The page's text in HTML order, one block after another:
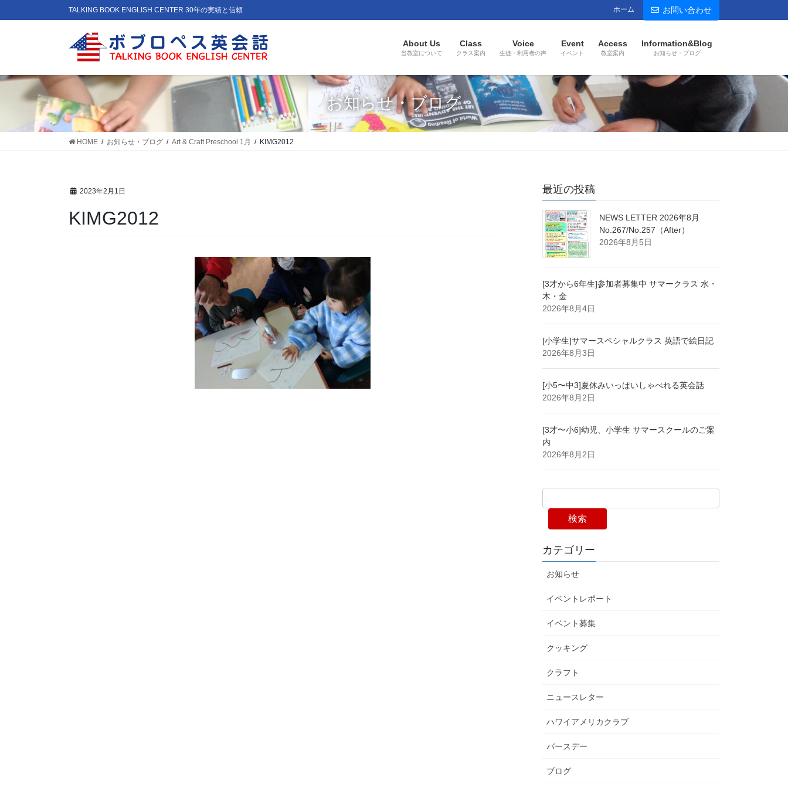
ン
に
ビ
ョ
動
TALKING BOOK ENGLISH CENTER 30年の実績と信頼 ホーム お問い合わせ
About Us
当教室について
Class
クラス案内
Voice
生徒・利用者の声
Event
イベント
Access
教室案内
Information&Blog
お知らせ・ブログ
お知らせ・ブログ
HOME お知らせ・ブログ Art & Craft Preschool 1月 KIMG2012
2023年2月1日
KIMG2012
最近の投稿
NEWS LETTER 2026年8月
No.267/No.257（After）
2026年8月5日
[3才から6年生]参加者募集中 サマークラス 水・
木・金
2026年8月4日
[小学生]サマースペシャルクラス 英語で絵日記
2026年8月3日
[小5〜中3]夏休みいっぱいしゃべれる英会話
2026年8月2日
[3才〜小6]幼児、小学生 サマースクールのご案
内
2026年8月2日
検索
カテゴリー
お知らせ
イベントレポート
イベント募集
クッキング
クラフト
ニュースレター
ハワイアメリカクラブ
バースデー
ブログ